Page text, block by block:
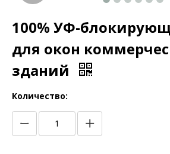
100% УФ-
для окон
зданий
Количество: